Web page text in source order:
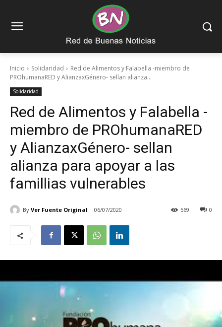
Inicio Solidaridad
Red de Alimentos y Falabella -miembro de
PROhumanaRED y AlianzaxGénero- sellan alianza...
Solidaridad
Red de Alimentos y Falabella -
miembro de PROhumanaRED
y AlianzaxGénero- sellan
alianza para apoyar a las
famillias vulnerables
By Ver Fuente Original 06/07/2020 0
569